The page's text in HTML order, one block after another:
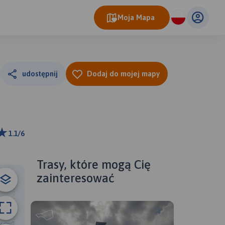
Moja Mapa
udostępnij Dodaj do mojej mapy
1.1/6
Trasy, które mogą Cię
zainteresować